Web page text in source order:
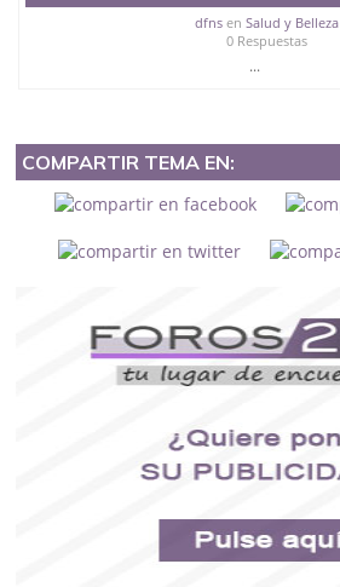
dfnsen Salud y Belleza
0 Respuestas
...
COMPARTIR TEMA EN: